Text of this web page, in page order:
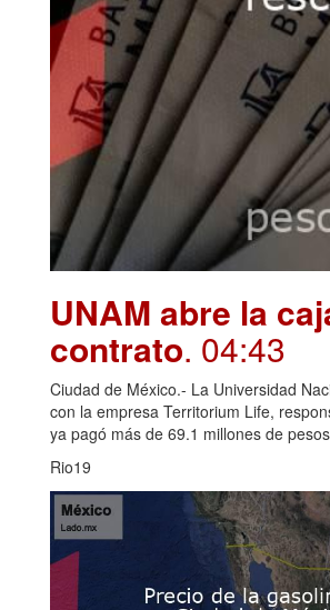
UNAM abre la
contrato. 04:43
Ciudad de México.- La Universidad
con la empresa Territorium Life,
ya pagó más de 69.1 millones de
Rio19